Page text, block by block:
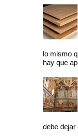
lo mismo
hay que
debe